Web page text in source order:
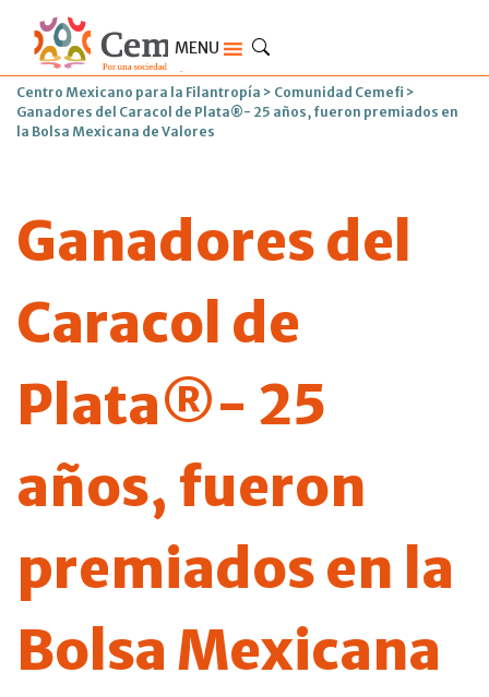
MENU
Centro Mexicano para la Filantropía > Comunidad Cemefi >
Ganadores del Caracol de Plata®- 25 años, fueron premiados en
la Bolsa Mexicana de Valores
Ganadores del
Caracol de
Plata®- 25
años, fueron
premiados en la
Bolsa Mexicana